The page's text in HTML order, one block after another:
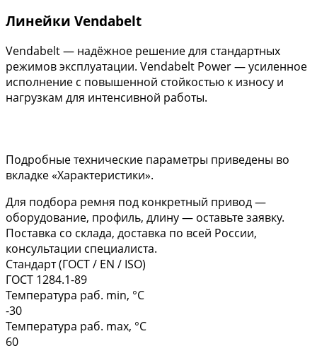
Линейки Vendabelt
Vendabelt — надёжное решение для стандартных
режимов эксплуатации. Vendabelt Power — усиленное
исполнение с повышенной стойкостью к износу и
нагрузкам для интенсивной работы.
Подробные технические параметры приведены во
вкладке «Характеристики».
Для подбора ремня под конкретный привод —
оборудование, профиль, длину — оставьте заявку.
Поставка со склада, доставка по всей России,
консультации специалиста.
Стандарт (ГОСТ / EN / ISO)
ГОСТ 1284.1-89
Температура раб. min, °C
-30
Температура раб. max, °C
60